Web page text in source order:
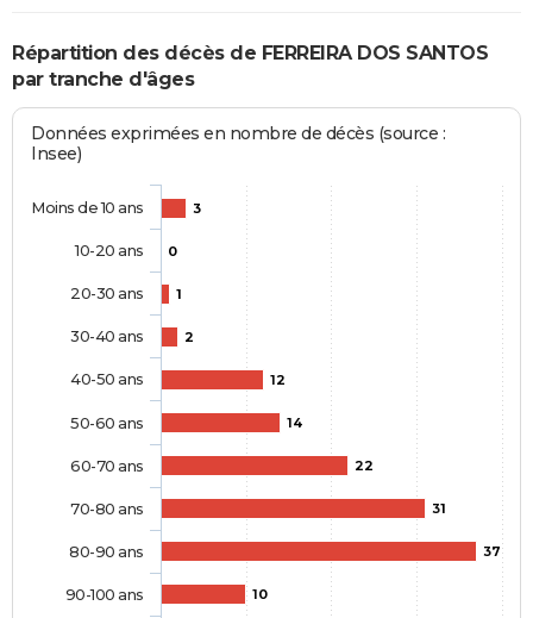
Répartition des décès de FERREIRA DOS SANTOS
par tranche d'âges
Données exprimées en nombre de décès (source :
Insee)
3
0
1
2
12
14
22
31
37
10
Moins de 10 ans
10-20 ans
20-30 ans
30-40 ans
40-50 ans
50-60 ans
60-70 ans
70-80 ans
80-90 ans
90-100 ans